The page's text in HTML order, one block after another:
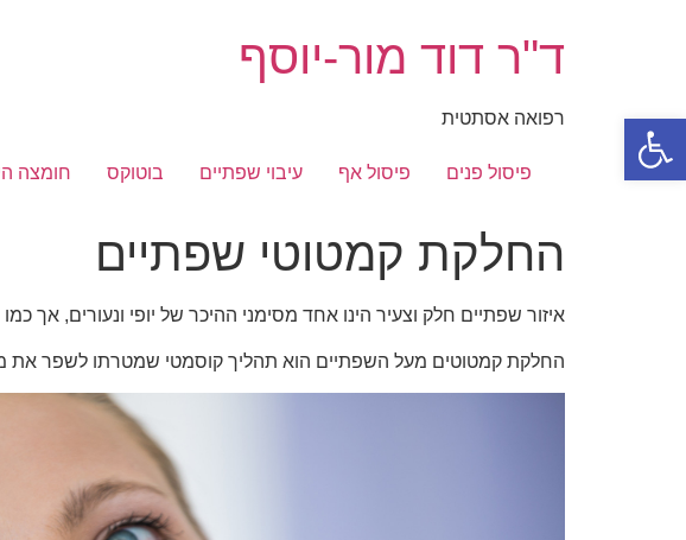
פתח סרגל נגישות
ד"ר דוד מור-יוסף
רפואה אסתטית
פיסול פנים פיסול אף עיבוי שפתיים בוטוקס חומצה
החלקת קמטוטי שפתיים
איזור שפתיים חלק וצעיר הינו אחד מסימני ההיכר של יופי ונעורים,
החלקת קמטוטים מעל השפתיים הוא תהליך קוסמטי שמטרתו לשפר את